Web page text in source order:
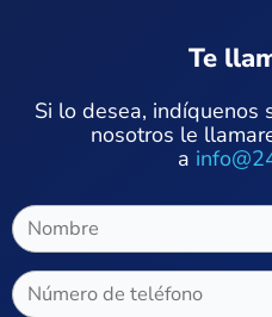
Te
Si lo desea, indíquenos
nosotros le
a